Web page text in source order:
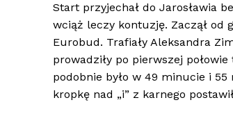
Start przyjechał do Jarosławia
wciąż leczy kontuzję. Zaczął od
Eurobud. Trafiały Aleksandra
prowadziły po pierwszej
podobnie było w 49 minucie i
kropkę nad „i” z karnego